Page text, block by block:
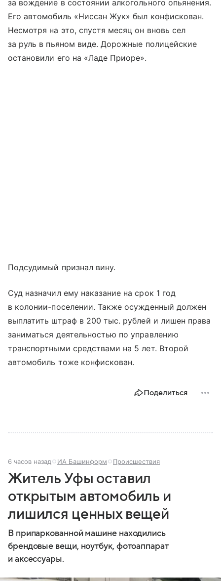
за вождение в состоянии алкогольного опьянения.
Его автомобиль «Ниссан Жук» был конфискован.
Несмотря на это, спустя месяц он вновь сел
за руль в пьяном виде. Дорожные полицейские
остановили его на «Ладе Приоре».
Подсудимый признал вину.
Суд назначил ему наказание на срок 1 год
в колонии-поселении. Также осужденный должен
выплатить штраф в 200 тыс. рублей и лишен права
заниматься деятельностью по управлению
транспортными средствами на 5 лет. Второй
автомобиль тоже конфискован.
Поделиться
6 часов назад ИА Башинформ Происшествия
Житель Уфы оставил
открытым автомобиль и
лишился ценных вещей
В припаркованной машине находились
брендовые вещи, ноутбук, фотоаппарат
и аксессуары.